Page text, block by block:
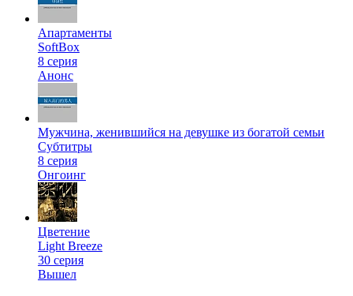
Апартаменты
SoftBox
8 серия
Анонс
Мужчина, женившийся на девушке из богатой семьи
Субтитры
8 серия
Онгоинг
Цветение
Light Breeze
30 серия
Вышел